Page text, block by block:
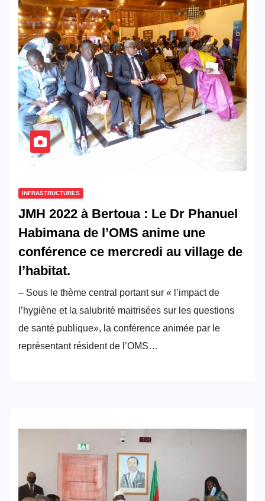
INFRASTRUCTURES
JMH 2022 à Bertoua : Le Dr Phanuel
Habimana de l’OMS anime une
conférence ce mercredi au village de
l’habitat.
– Sous le thème central portant sur « l’impact de
l’hygiène et la salubrité maitrisées sur les questions
de santé publique», la conférence animée par le
représentant résident de l’OMS…